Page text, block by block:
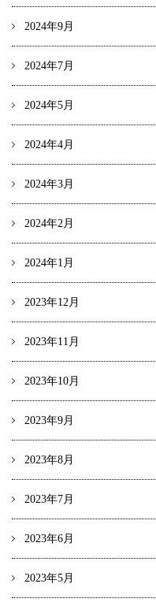
2024年9月
2024年7月
2024年5月
2024年4月
2024年3月
2024年2月
2024年1月
2023年12月
2023年11月
2023年10月
2023年9月
2023年8月
2023年7月
2023年6月
2023年5月